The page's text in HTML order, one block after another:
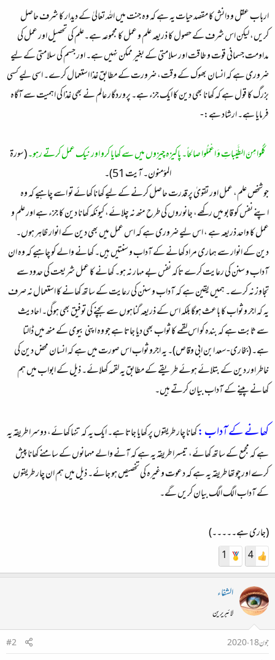
ارباب عقل و دانش کا مقصد حیات یہ ہے کہ وہ جنت میں اللہ تعالیٰ کے دیدار کا شرف حاصل
کریں، لیکن اس شرف کے حصول کا ذریعہ علم و عمل کا مجموعہ ہے۔علم کی تحصیل اور عمل کی
مداومت جسمانی قوت و طاقت اور سلامتی کے بغیر ممکن نہیں ہے۔ اور جسم کی سلامتی کے لیے
ضروری ہے کہ انسان بھوک کے وقت، ضرورت کے مطابق غذا استعمال کرے۔ اسی لیے کسی
بزرگ کا قول ہے کہ کھانا بھی دین کا ایک جزء ہے۔ پروردگار عالم نے بھی غذا کی اہمیت سے آگاہ
فرمایا ہے۔ ارشاد ہے:-
كُلُوا مِنَ الطَّيِّباتِ وَ اعْمَلُوا صالِحاً۔ پاکیزہ چیزوں میں سے کھایا کرو اور نیک عمل کرتے رہو۔(سورۃ
المؤمنون۔ آیت 51)۔​
جو شخص علم، عمل اور تقویٰ پر قدرت حاصل کرنے کے لیے کھانا کھائے تو اسے چاہیے کہ وہ
اپنے نفس کو قابو میں رکھے، جانوروں کی طرح منھ نہ چلائے، کیونکہ کھانا دین کا جزء ہے اور علم و
عمل کا واحد ذریعہ ہے ، اس لیے ضروری ہے کہ اس عمل میں بھی دین کے انوار ظاہر ہوں۔
دین کے انوار سے ہماری مراد کھانے کے آداب و سنتیں ہیں۔ کھانے والے کو چاہیے کہ وہ ان
آداب و سنن کی رعایت کرے تاکہ نفس بے مہار نہ ہو۔ کھانے کا عمل شریعت کی حدود سے
تجاوز نہ کرے۔ ہمیں یقین ہے کہ آداب و سنن کی رعایت کے ساتھ کھانے کا استعمال نہ صرف
یہ کہ اجر و ثواب کا باعث ہوگا بلکہ اس کے ذریعہ گناہوں سے بچنے کی توفیق بھی ہوگی۔ احادیث
سے ثابت ہے کہبندہ کو اس لقمے کا ثواب بھی دیا جاتا ہے جو وہ اپنی بیوی کے منھ میں ڈالتا
ہے۔(بخاری-سعد ابن ابی وقاص)۔ یہ اجرو ثواب اس صورت میں ہے کہ انسان محض دین کی
خاطر اور دین کے بتلائے ہوئے طریقے کے مطابق یہ لقمہ کھلائے۔ ذیل کے ابواب میں ہم
کھانے پینے کے آداب بیان کرتے ہیں۔
کھانے کے آداب :کھانا چار طریقوں پر کھایا جاتا ہے۔ ایک یہ کہتنہا کھائے، دوسرا طریقہ یہ
ہے کہمجمع کے ساتھ کھائے، تیسرا طریقہ یہ ہے کہآنے والے مہمانوں کے سامنے کھانا پیش
کرےاور چوتھا طریقہ یہ ہے کہدعوت وغیرہ کی تخصیصہو جائے۔ ذیل میں ہم ان چار طریقوں
کے آداب الگ الگ بیان کریں گے۔
(جاری ہے۔۔۔۔۔)
4
1
الشفاء
لائبریرین
جون 18، 2020
#2